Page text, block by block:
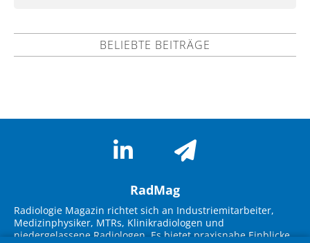
BELIEBTE BEITRÄGE
RadMag
Radiologie Magazin richtet sich an Industriemitarbeiter,
Medizinphysiker, MTRs, Klinikradiologen und
niedergelassene Radiologen. Es bietet praxisnahe Einblicke